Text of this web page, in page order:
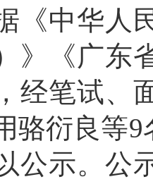
中华人民
》《广东
经笔试、
骆衍良等
公示。公